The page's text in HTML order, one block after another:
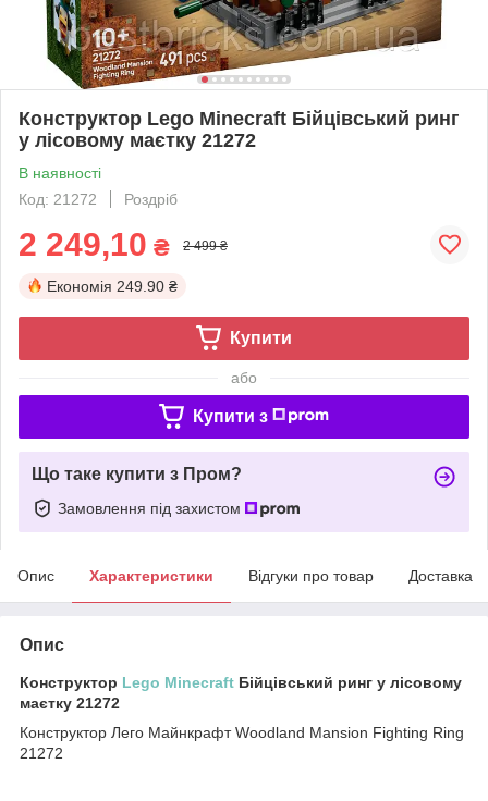
Конструктор Lego Minecraft Бійцівський ринг
у лісовому маєтку 21272
В наявності
Код: 21272
Роздріб
2 249,10 ₴ 2 499 ₴
Економія 249.90 ₴
Купити
або
Купити з
Що таке купити з Пром?
Замовлення під захистом
Опис Характеристики Відгуки про товар Доставка
Опис
Конструктор Lego Minecraft Бійцівський ринг у лісовому
маєтку 21272
Конструктор Лего Майнкрафт Woodland Mansion Fighting Ring
21272